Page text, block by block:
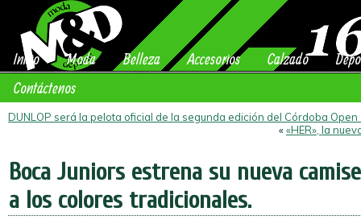
Inicio Moda Belleza Accesorios Calzado
Contáctenos
DUNLOP será la pelota oficial de la segunda edición del Córdoba Open
««HER», la
Boca Juniors estrena su nueva
a los colores tradicionales.